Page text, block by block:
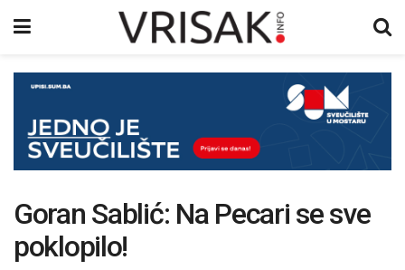
Goran Sablić: Na Pecari se sve
poklopilo!